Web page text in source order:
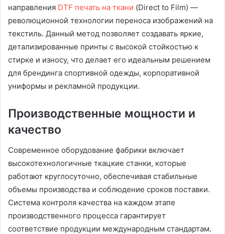
направления DTF печать на ткани (Direct to Film) —
революционной технологии переноса изображений на
текстиль. Данный метод позволяет создавать яркие,
детализированные принты с высокой стойкостью к
стирке и износу, что делает его идеальным решением
для брендинга спортивной одежды, корпоративной
униформы и рекламной продукции.
Производственные мощности и
качество
Современное оборудование фабрики включает
высокотехнологичные ткацкие станки, которые
работают круглосуточно, обеспечивая стабильные
объемы производства и соблюдение сроков поставки.
Система контроля качества на каждом этапе
производственного процесса гарантирует
соответствие продукции международным стандартам.